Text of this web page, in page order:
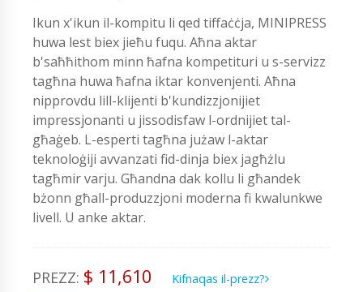
Ikun x'ikun il-kompitu li qed tiffaċċja, MINIPRESS
huwa lest biex jieħu fuqu. Aħna aktar
b'saħħithom minn ħafna kompetituri u s-servizz
tagħna huwa ħafna iktar konvenjenti. Aħna
nipprovdu lill-klijenti b'kundizzjonijiet
impressjonanti u jissodisfaw l-ordnijiet tal-
għaġeb. L-esperti tagħna jużaw l-aktar
teknoloġiji avvanzati fid-dinja biex jagħżlu
tagħmir varju. Għandna dak kollu li għandek
bżonn għall-produzzjoni moderna fi kwalunkwe
livell. U anke aktar.
PREZZ: $ 11,610 Kifnaqas il-prezz?